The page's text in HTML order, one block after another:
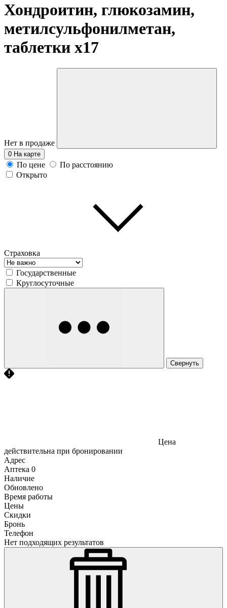
Хондроитин, глюкозамин,
метилсульфонилметан,
таблетки x17
Нет в продаже
0 На карте
По цене
По расстоянию
Открыто
Страховка
Государственные
Круглосуточные
Свернуть
Цена
действительна при бронировании
Адрес
Аптека 0
Наличие
Обновлено
Время работы
Цены
Скидки
Бронь
Телефон
Нет подходящих результатов